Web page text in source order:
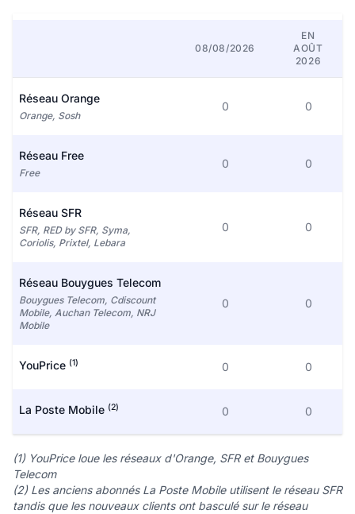
08/08/2026
EN
AOÛT
2026
Réseau Orange
Orange, Sosh
0 0
Réseau Free
Free
0 0
Réseau SFR
SFR, RED by SFR, Syma,
Coriolis, Prixtel, Lebara
0 0
Réseau Bouygues Telecom
Bouygues Telecom, Cdiscount
Mobile, Auchan Telecom, NRJ
Mobile
0 0
YouPrice (1) 0 0
La Poste Mobile (2) 0 0
(1) YouPrice loue les réseaux d'Orange, SFR et Bouygues
Telecom
(2) Les anciens abonnés La Poste Mobile utilisent le réseau SFR
tandis que les nouveaux clients ont basculé sur le réseau